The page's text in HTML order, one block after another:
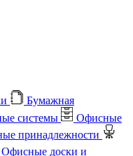
Бумажная
системы
Офисные
принадлежности
Офисные доски и